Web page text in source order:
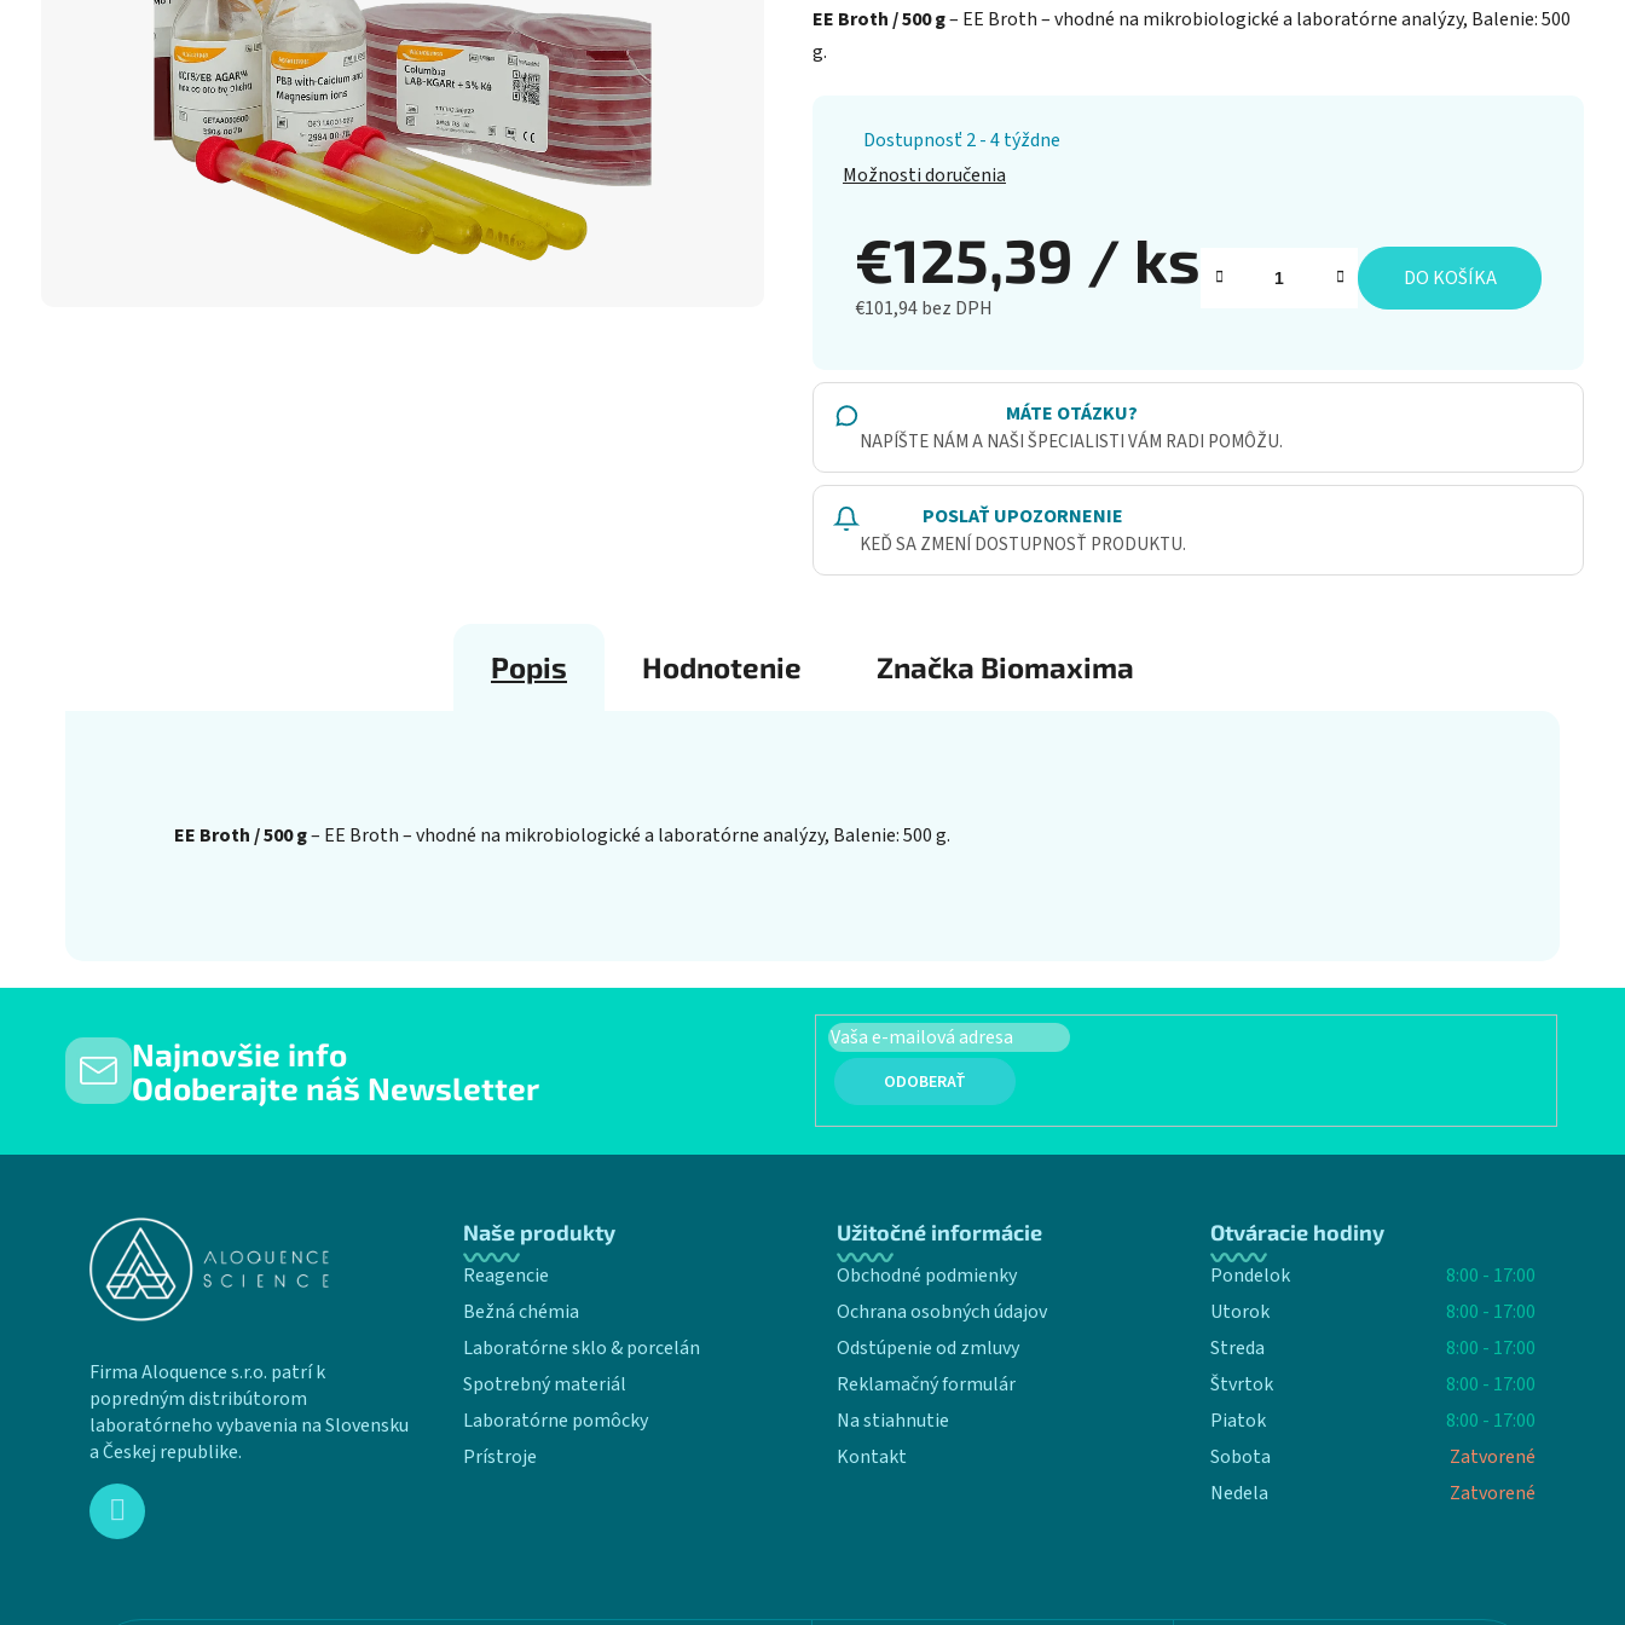
EE Broth / 500 g– EE Broth – vhodné na mikrobiologické a laboratórne analýzy, Balenie: 500
g.
Dostupnosť 2 - 4 týždne
Možnosti doručenia
€125,39 / ks
€101,94 bez DPH
DO KOŠÍKA
MÁTE OTÁZKU?
NAPÍŠTE NÁM A NAŠI ŠPECIALISTI VÁM RADI POMÔŽU.
POSLAŤ UPOZORNENIE
KEĎ SA ZMENÍ DOSTUPNOSŤ PRODUKTU.
Popis Hodnotenie Značka Biomaxima
EE Broth / 500 g– EE Broth – vhodné na mikrobiologické a laboratórne analýzy, Balenie: 500 g.
Najnovšie info
Odoberajte náš Newsletter
PRIHLÁSIŤ SA
Firma Aloquence s.r.o. patrí k
popredným distribútorom
laboratórneho vybavenia na Slovensku
a Českej republike.
Naše produkty
Reagencie
Bežná chémia
Laboratórne sklo & porcelán
Spotrebný materiál
Laboratórne pomôcky
Prístroje
Užitočné informácie
Obchodné podmienky
Ochrana osobných údajov
Odstúpenie od zmluvy
Reklamačný formulár
Na stiahnutie
Kontakt
Otváracie hodiny
Pondelok
8:00 - 17:00
Utorok
8:00 - 17:00
Streda
8:00 - 17:00
Štvrtok
8:00 - 17:00
Piatok
8:00 - 17:00
Sobota
Zatvorené
Nedela
Zatvorené